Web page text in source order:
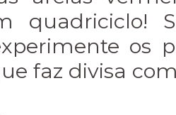
quadriciclo!
os
faz divisa